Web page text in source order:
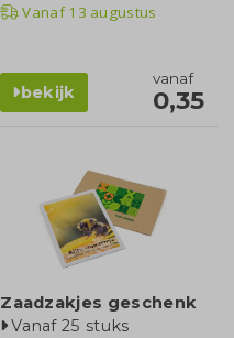
Vanaf13 augustus
bekijk
vanaf
0,35
Zaadzakjes geschenk
Vanaf 25 stuks